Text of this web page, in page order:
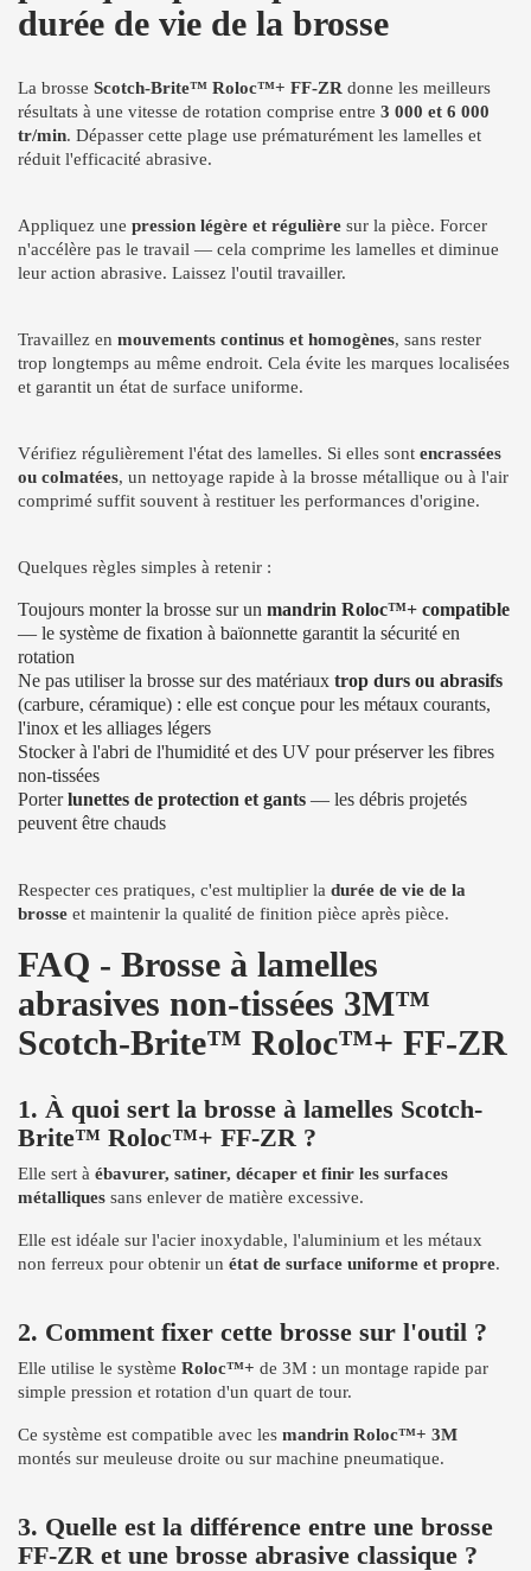
durée de vie de la brosse
La brosse Scotch-Brite™ Roloc™+ FF-ZR donne les meilleurs
résultats à une vitesse de rotation comprise entre 3 000 et 6 000
tr/min. Dépasser cette plage use prématurément les lamelles et
réduit l'efficacité abrasive.
Appliquez une pression légère et régulière sur la pièce. Forcer
n'accélère pas le travail — cela comprime les lamelles et diminue
leur action abrasive. Laissez l'outil travailler.
Travaillez en mouvements continus et homogènes, sans rester
trop longtemps au même endroit. Cela évite les marques localisées
et garantit un état de surface uniforme.
Vérifiez régulièrement l'état des lamelles. Si elles sont encrassées
ou colmatées, un nettoyage rapide à la brosse métallique ou à l'air
comprimé suffit souvent à restituer les performances d'origine.
Quelques règles simples à retenir :
Toujours monter la brosse sur un mandrin Roloc™+ compatible
— le système de fixation à baïonnette garantit la sécurité en
rotation
Ne pas utiliser la brosse sur des matériaux trop durs ou abrasifs
(carbure, céramique) : elle est conçue pour les métaux courants,
l'inox et les alliages légers
Stocker à l'abri de l'humidité et des UV pour préserver les fibres
non-tissées
Porterlunettes de protection et gants — les débris projetés
peuvent être chauds
Respecter ces pratiques, c'est multiplier la durée de vie de la
brosse et maintenir la qualité de finition pièce après pièce.
FAQ - Brosse à lamelles
abrasives non-tissées 3M™
Scotch-Brite™ Roloc™+ FF-ZR
1. À quoi sert la brosse à lamelles Scotch-
Brite™ Roloc™+ FF-ZR ?
Elle sert à ébavurer, satiner, décaper et finir les surfaces
métalliques sans enlever de matière excessive.
Elle est idéale sur l'acier inoxydable, l'aluminium et les métaux
non ferreux pour obtenir un état de surface uniforme et propre.
2. Comment fixer cette brosse sur l'outil ?
Elle utilise le système Roloc™+ de 3M : un montage rapide par
simple pression et rotation d'un quart de tour.
Ce système est compatible avec les mandrin Roloc™+ 3M
montés sur meuleuse droite ou sur machine pneumatique.
3. Quelle est la différence entre une brosse
FF-ZR et une brosse abrasive classique ?